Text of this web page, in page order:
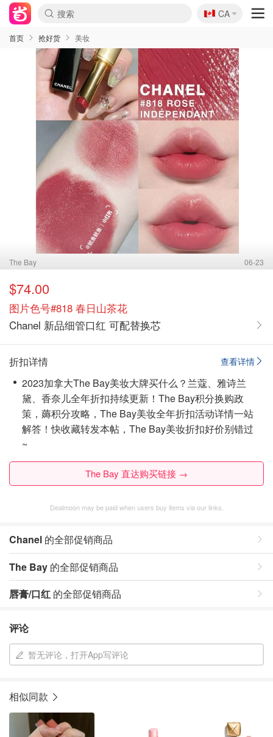
🇨🇦
CA
首页 抢好货 美妆
The Bay 06-23
$74.00
图片色号#818 春日山茶花
Chanel 新品细管口红 可配替换芯
查看详情
折扣详情
2023加拿大The Bay美妆大牌买什么？兰蔻、雅诗兰
黛、香奈儿全年折扣持续更新！The Bay积分换购政
策，薅积分攻略，The Bay美妆全年折扣活动详情一站
解答！快收藏转发本帖，The Bay美妆折扣好价别错过
~
The Bay 直达购买链接 →
Dealmoon may be paid when users buy items via our links.
Chanel 的全部促销商品
The Bay 的全部促销商品
唇膏/口红 的全部促销商品
评论
暂无评论，打开App写评论
相似同款